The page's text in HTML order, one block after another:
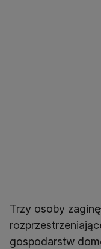
Trzy osoby
gospodarstw